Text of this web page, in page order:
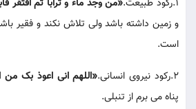
1.رکود طبیعت. «من وجد ماء و ترابا ثم افتقر
و زمین داشته باشد ولی تلاش نکند و فقیر
است.
2.رکود نیروی انسانی. «اللهم انی اعوذ بک من
پناه می برم از تنبلی.